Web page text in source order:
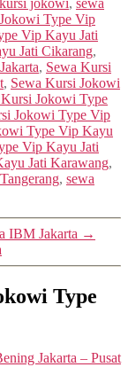
jokowi, sewa
Type Vip
Vip Kayu Jati
Jati Cikarang,
, Sewa Kursi
, Sewa Kursi Jokowi
Kursi Jokowi Type
Jokowi Type Vip
Type Vip Kayu
Vip Kayu Jati
Jati Karawang,
, sewa
IBM Jakarta →
Type
Jakarta – Pusat